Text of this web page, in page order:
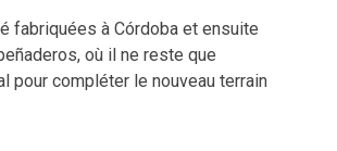
fabriquées à Córdoba et ensuite
où il ne reste que
pour compléter le nouveau terrain